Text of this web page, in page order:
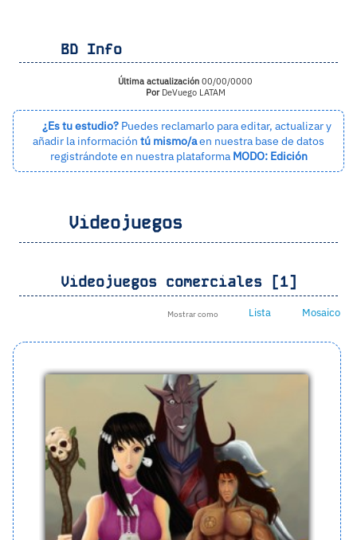
BD Info
Última actualización 00/00/0000
PorDeVuego LATAM
¿Es tu estudio? Puedes reclamarlo para editar, actualizar y
añadir la información tú mismo/aen nuestra base de datos
registrándote en nuestra plataforma MODO: Edición
Videojuegos
Videojuegos comerciales [1]
Mostrar como Lista Mosaico